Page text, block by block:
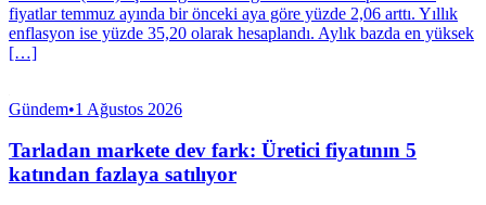
fiyatlar temmuz ayında bir önceki aya göre yüzde 2,06 arttı. Yıllık
enflasyon ise yüzde 35,20 olarak hesaplandı. Aylık bazda en yüksek
[…]
Gündem•1 Ağustos 2026
Tarladan markete dev fark: Üretici fiyatının 5
katından fazlaya satılıyor